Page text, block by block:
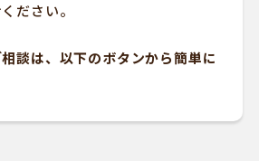
ださい。
談は、以下のボタンから簡単に